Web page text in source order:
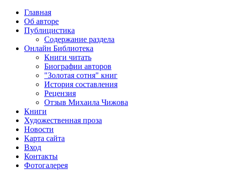
Главная
Об авторе
Публицистика
Содержание раздела
Онлайн Библиотека
Книги читать
Биографии авторов
"Золотая сотня" книг
История составления
Рецензия
Отзыв Михаила Чижова
Книги
Художественная проза
Новости
Карта сайта
Вход
Контакты
Фотогалерея